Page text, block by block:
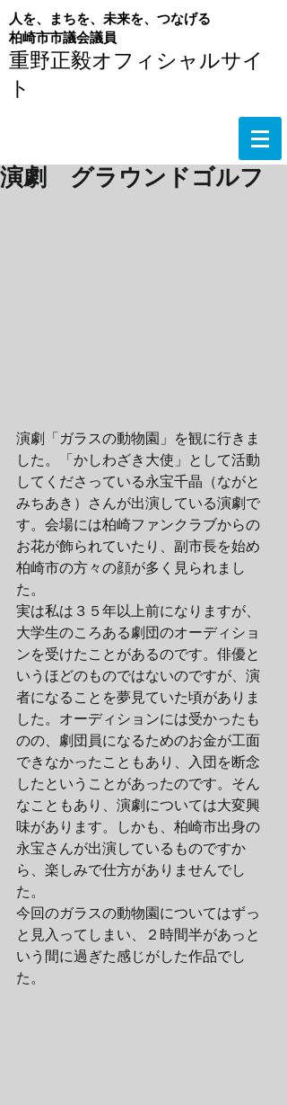
重野正毅オフィシャルサイ
ト
人を、まちを、未来を、つなげる
​柏崎市市議会議員
演劇 グラウンドゴルフ
演劇「ガラスの動物園」を観に行きま
した。「かしわざき大使」として活動
してくださっている永宝千晶（ながと
みちあき）さんが出演している演劇で
す。会場には柏崎ファンクラブからの
お花が飾られていたり、副市長を始め
柏崎市の方々の顔が多く見られまし
た。
実は私は３５年以上前になりますが、
大学生のころある劇団のオーディショ
ンを受けたことがあるのです。俳優と
いうほどのものではないのですが、演
者になることを夢見ていた頃がありま
した。オーディションには受かったも
のの、劇団員になるためのお金が工面
できなかったこともあり、入団を断念
したということがあったのです。そん
なこともあり、演劇については大変興
味があります。しかも、柏崎市出身の
永宝さんが出演しているものですか
ら、楽しみで仕方がありませんでし
た。
今回のガラスの動物園についてはずっ
と見入ってしまい、２時間半があっと
いう間に過ぎた感じがした作品でし
た。